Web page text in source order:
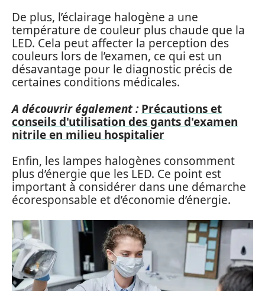
De plus, l’éclairage halogène a une
température de couleur plus chaude que la
LED. Cela peut affecter la perception des
couleurs lors de l’examen, ce qui est un
désavantage pour le diagnostic précis de
certaines conditions médicales.
A découvrir également : Précautions et
conseils d'utilisation des gants d'examen
nitrile en milieu hospitalier
Enfin, les lampes halogènes consomment
plus d’énergie que les LED. Ce point est
important à considérer dans une démarche
écoresponsable et d’économie d’énergie.